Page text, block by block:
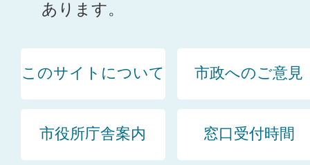
あります。
このサイトについて 市政へのご意見
市役所庁舎案内 窓口受付時間